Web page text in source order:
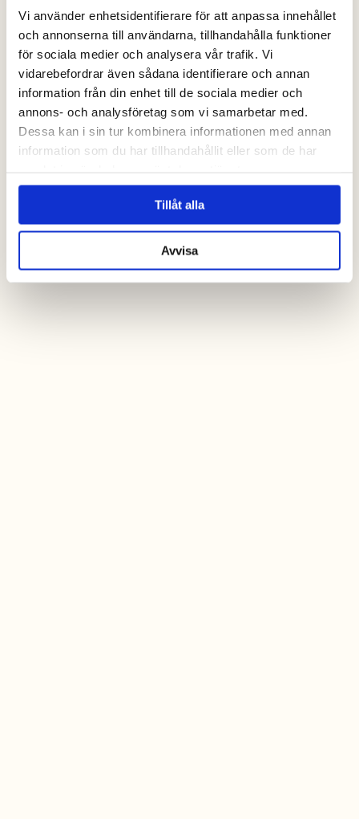
Vi använder enhetsidentifierare för att anpassa innehållet
och annonserna till användarna, tillhandahålla funktioner
för sociala medier och analysera vår trafik. Vi
vidarebefordrar även sådana identifierare och annan
information från din enhet till de sociala medier och
annons- och analysföretag som vi samarbetar med.
Dessa kan i sin tur kombinera informationen med annan
information som du har tillhandahållit eller som de har
Tillåt alla
Avvisa